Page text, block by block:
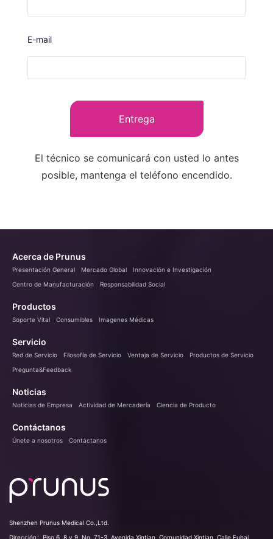
E-mail
Entrega
El técnico se comunicará con usted lo antes
posible, mantenga el teléfono encendido.
Acerca de Prunus
Presentación General Mercado Global
Innovación e Investigación
Centro de Manufacturación
Responsabilidad Social
Productos
Soporte Vital Consumibles Imagenes Médicas
Servicio
Red de Servicio Filosofía de Servicio Ventaja de Servicio
Productos de Servicio
Pregunta&Feedback
Noticias
Noticias de Empresa Actividad de Mercadería Ciencia de Producto
Contáctanos
Únete a nosotros Contáctanos
Shenzhen Prunus Medical Co.,Ltd.
Dirección： Piso 6, 8 y 9, No. 71-3, Avenida Xintian, Comunidad Xintian, Calle Fuhai,